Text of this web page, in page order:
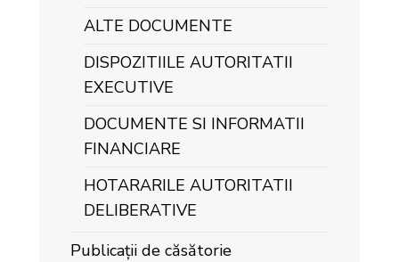
ALTE DOCUMENTE
DISPOZITIILE AUTORITATII
EXECUTIVE
DOCUMENTE SI INFORMATII
FINANCIARE
HOTARARILE AUTORITATII
DELIBERATIVE
Publicații de căsătorie